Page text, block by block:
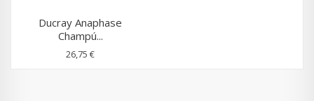
Ducray Anaphase
Champú...
26,75 €